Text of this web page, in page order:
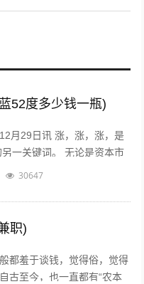
52度多少钱一瓶)
月29日讯 涨，涨，涨，是
一关键词。 无论是资本市
，无论是从高端到次高端品
30647
职)
都羞于谈钱，觉得俗，觉得
古至今，也一直都有“农本